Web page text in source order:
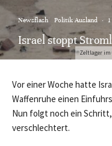
Zeltlager im
Newsflash Politik Ausland ·
Israel stoppt
Vor einer Woche hatte
Waffenruhe einen
Nun folgt noch ein
verschlechtert.